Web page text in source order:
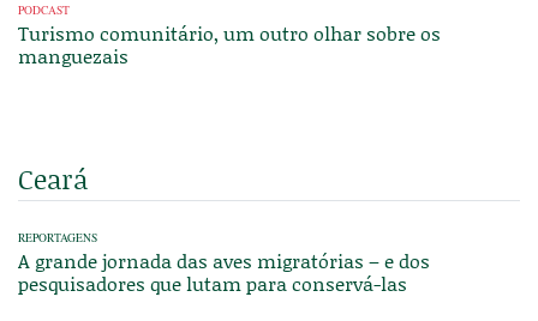
PODCAST
Turismo comunitário, um outro olhar sobre os
manguezais
Ceará
REPORTAGENS
A grande jornada das aves migratórias – e dos
pesquisadores que lutam para conservá-las